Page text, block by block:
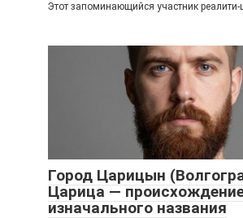
Этот запоминающийся участник
Город Царицын
Царица —
изначального названия